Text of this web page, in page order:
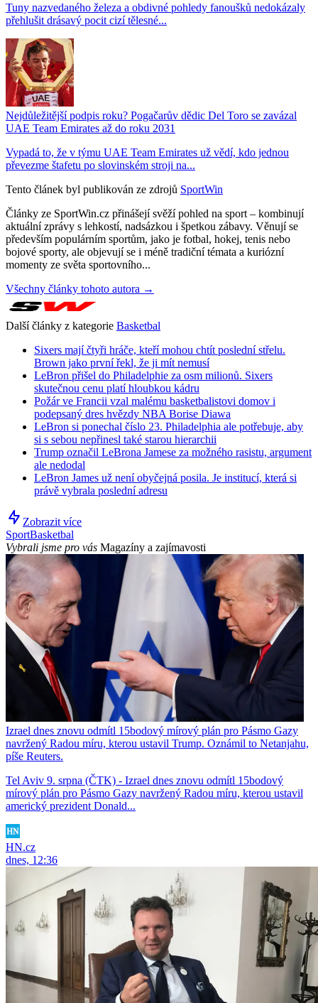
Tuny nazvedaného železa a obdivné pohledy fanoušků nedokázaly
přehlušit drásavý pocit cizí tělesné...
Nejdůležitější podpis roku? Pogačarův dědic Del Toro se zavázal
UAE Team Emirates až do roku 2031
Vypadá to, že v týmu UAE Team Emirates už vědí, kdo jednou
převezme štafetu po slovinském stroji na...
Tento článek byl publikován ze zdrojů SportWin
Články ze SportWin.cz přinášejí svěží pohled na sport – kombinují
aktuální zprávy s lehkostí, nadsázkou i špetkou zábavy. Věnují se
především populárním sportům, jako je fotbal, hokej, tenis nebo
bojové sporty, ale objevují se i méně tradiční témata a kuriózní
momenty ze světa sportovního...
Všechny články tohoto autora →
Další články z kategorie Basketbal
Sixers mají čtyři hráče, kteří mohou chtít poslední střelu.
Brown jako první řekl, že ji mít nemusí
LeBron přišel do Philadelphie za osm milionů. Sixers
skutečnou cenu platí hloubkou kádru
Požár ve Francii vzal malému basketbalistovi domov i
podepsaný dres hvězdy NBA Borise Diawa
LeBron si ponechal číslo 23. Philadelphia ale potřebuje, aby
si s sebou nepřinesl také starou hierarchii
Trump označil LeBrona Jamese za možného rasistu, argument
ale nedodal
LeBron James už není obyčejná posila. Je institucí, která si
právě vybrala poslední adresu
Zobrazit více
SportBasketbal
Vybrali jsme pro vás Magazíny a zajímavosti
Izrael dnes znovu odmítl 15bodový mírový plán pro Pásmo Gazy
navržený Radou míru, kterou ustavil Trump. Oznámil to Netanjahu,
píše Reuters.
Tel Aviv 9. srpna (ČTK) - Izrael dnes znovu odmítl 15bodový
mírový plán pro Pásmo Gazy navržený Radou míru, kterou ustavil
americký prezident Donald...
HN.cz
dnes, 12:36